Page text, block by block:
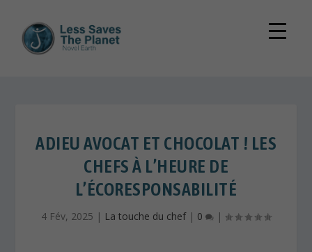
ADIEU AVOCAT ET CHOCOLAT ! LES
CHEFS À L’HEURE DE
L’ÉCORESPONSABILITÉ
4 Fév, 2025 | La touche du chef| 0 |